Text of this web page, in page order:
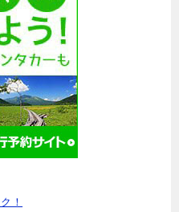
！